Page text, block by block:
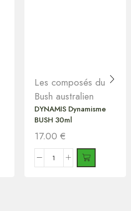
Les composés du
Bush australien
DYNAMIS Dynamisme
BUSH 30ml
17.00 €